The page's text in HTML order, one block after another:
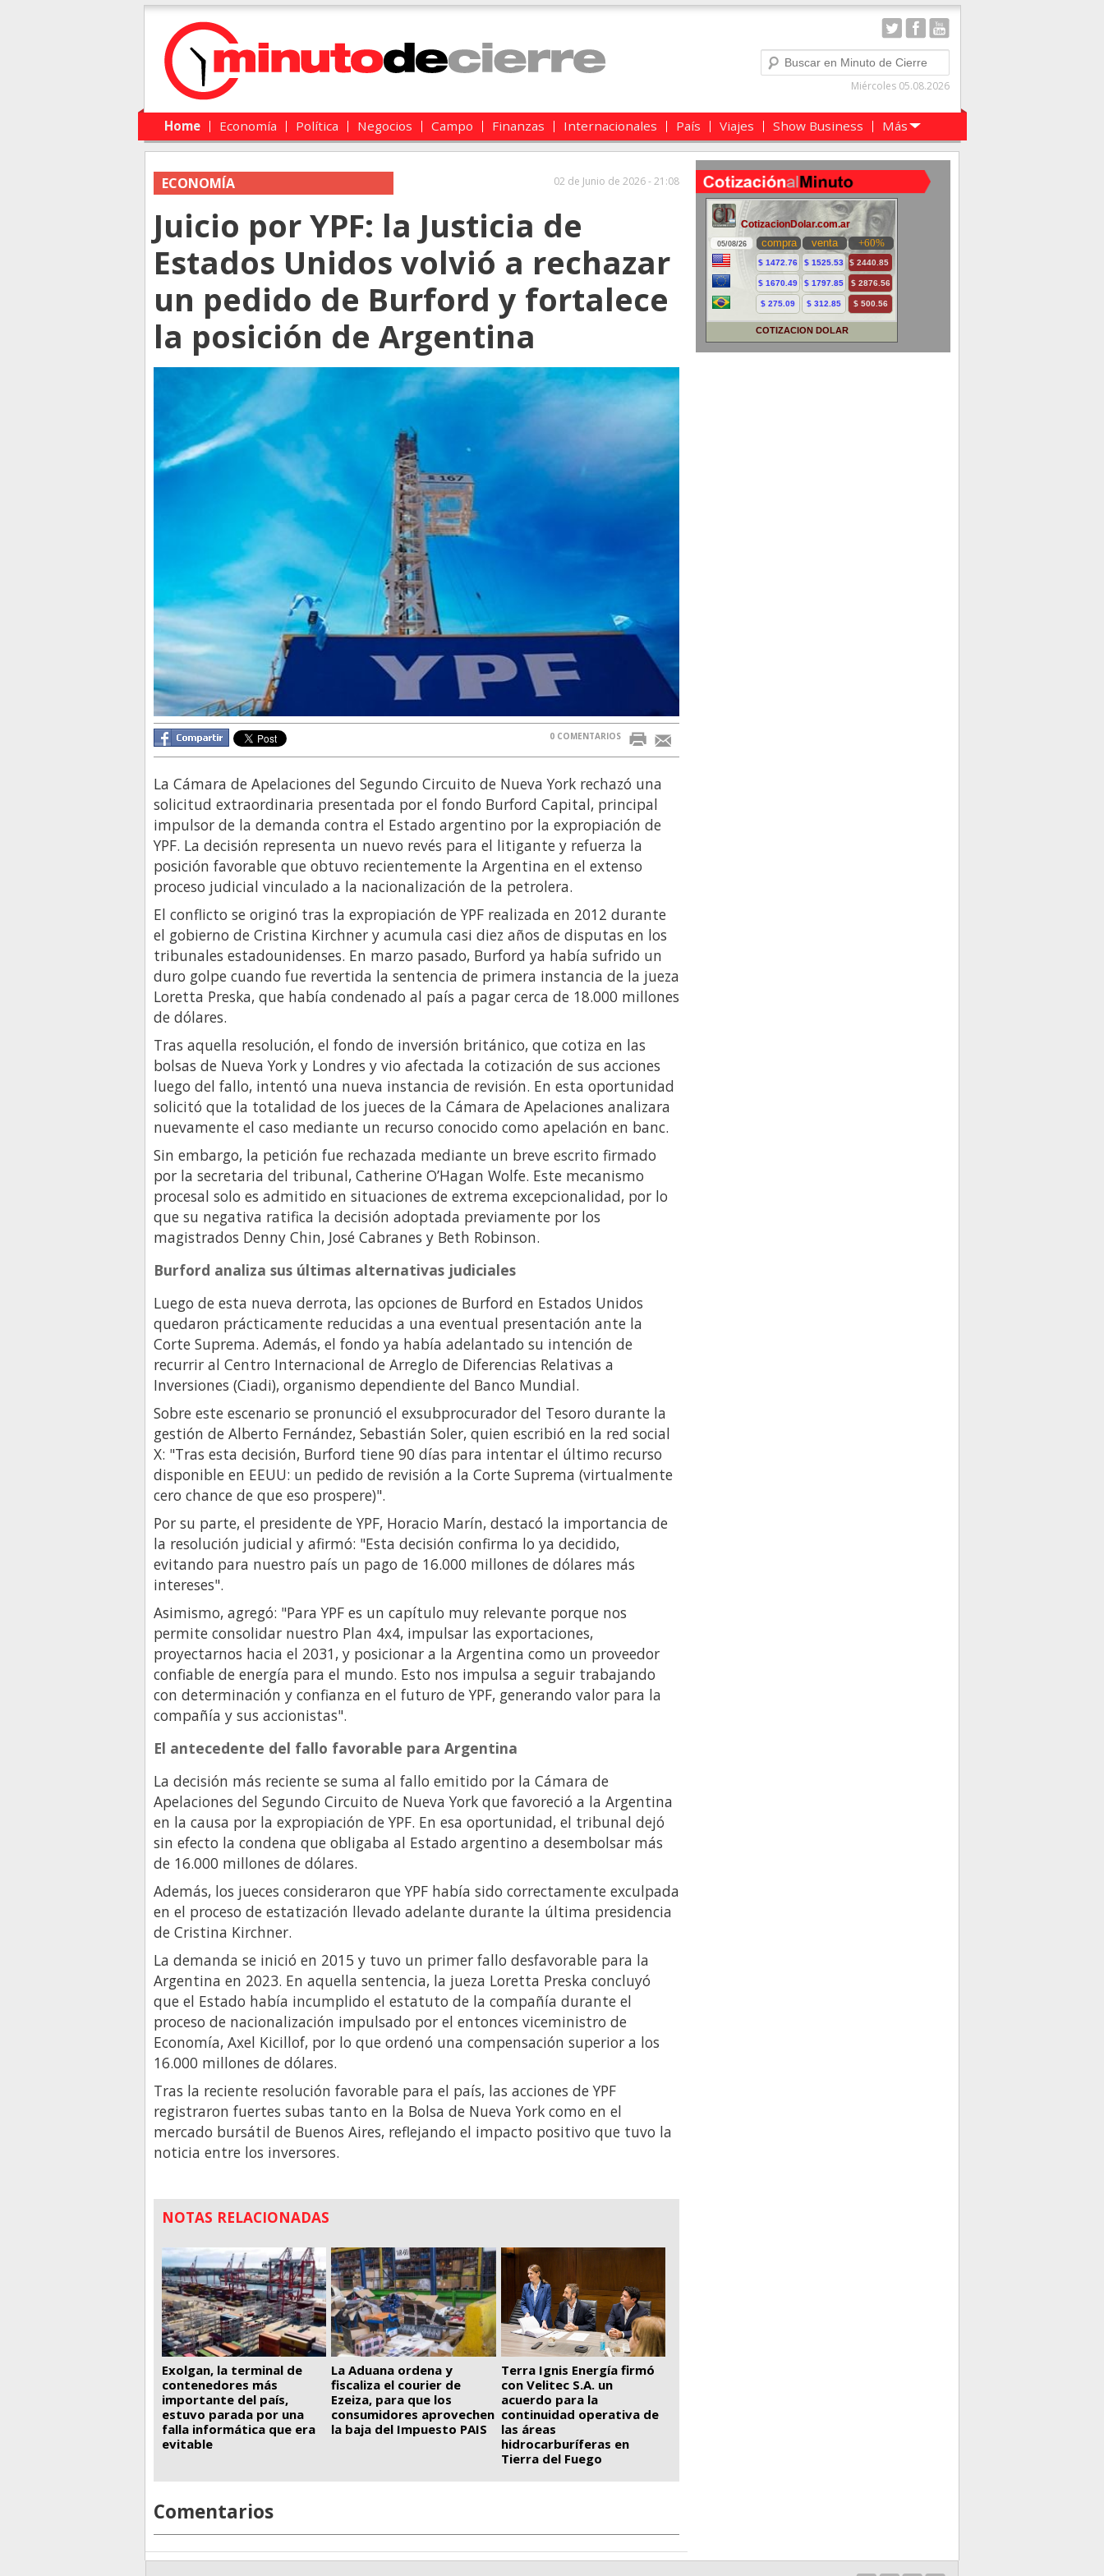
Miércoles 05.08.2026
Buscar
Main menu
Skip to primary content
Skip to secondary content
Home Economía Política Negocios Campo Finanzas Internacionales País Viajes Show Business Más
ECONOMÍA 02 de Junio de 2026 - 21:08
Juicio por YPF: la Justicia de
Estados Unidos volvió a rechazar
un pedido de Burford y fortalece
la posición de Argentina
0 COMENTARIOS
La Cámara de Apelaciones del Segundo Circuito de Nueva York rechazó una
solicitud extraordinaria presentada por el fondo Burford Capital, principal
impulsor de la demanda contra el Estado argentino por la expropiación de
YPF. La decisión representa un nuevo revés para el litigante y refuerza la
posición favorable que obtuvo recientemente la Argentina en el extenso
proceso judicial vinculado a la nacionalización de la petrolera.
El conflicto se originó tras la expropiación de YPF realizada en 2012 durante
el gobierno de Cristina Kirchner y acumula casi diez años de disputas en los
tribunales estadounidenses. En marzo pasado, Burford ya había sufrido un
duro golpe cuando fue revertida la sentencia de primera instancia de la jueza
Loretta Preska, que había condenado al país a pagar cerca de 18.000 millones
de dólares.
Tras aquella resolución, el fondo de inversión británico, que cotiza en las
bolsas de Nueva York y Londres y vio afectada la cotización de sus acciones
luego del fallo, intentó una nueva instancia de revisión. En esta oportunidad
solicitó que la totalidad de los jueces de la Cámara de Apelaciones analizara
nuevamente el caso mediante un recurso conocido como apelación en banc.
Sin embargo, la petición fue rechazada mediante un breve escrito firmado
por la secretaria del tribunal, Catherine O’Hagan Wolfe. Este mecanismo
procesal solo es admitido en situaciones de extrema excepcionalidad, por lo
que su negativa ratifica la decisión adoptada previamente por los
magistrados Denny Chin, José Cabranes y Beth Robinson.
Burford analiza sus últimas alternativas judiciales
Luego de esta nueva derrota, las opciones de Burford en Estados Unidos
quedaron prácticamente reducidas a una eventual presentación ante la
Corte Suprema. Además, el fondo ya había adelantado su intención de
recurrir al Centro Internacional de Arreglo de Diferencias Relativas a
Inversiones (Ciadi), organismo dependiente del Banco Mundial.
Sobre este escenario se pronunció el exsubprocurador del Tesoro durante la
gestión de Alberto Fernández, Sebastián Soler, quien escribió en la red social
X: "Tras esta decisión, Burford tiene 90 días para intentar el último recurso
disponible en EEUU: un pedido de revisión a la Corte Suprema (virtualmente
cero chance de que eso prospere)".
Por su parte, el presidente de YPF, Horacio Marín, destacó la importancia de
la resolución judicial y afirmó: "Esta decisión confirma lo ya decidido,
evitando para nuestro país un pago de 16.000 millones de dólares más
intereses".
Asimismo, agregó: "Para YPF es un capítulo muy relevante porque nos
permite consolidar nuestro Plan 4x4, impulsar las exportaciones,
proyectarnos hacia el 2031, y posicionar a la Argentina como un proveedor
confiable de energía para el mundo. Esto nos impulsa a seguir trabajando
con determinación y confianza en el futuro de YPF, generando valor para la
compañía y sus accionistas".
El antecedente del fallo favorable para Argentina
La decisión más reciente se suma al fallo emitido por la Cámara de
Apelaciones del Segundo Circuito de Nueva York que favoreció a la Argentina
en la causa por la expropiación de YPF. En esa oportunidad, el tribunal dejó
sin efecto la condena que obligaba al Estado argentino a desembolsar más
de 16.000 millones de dólares.
Además, los jueces consideraron que YPF había sido correctamente exculpada
en el proceso de estatización llevado adelante durante la última presidencia
de Cristina Kirchner.
La demanda se inició en 2015 y tuvo un primer fallo desfavorable para la
Argentina en 2023. En aquella sentencia, la jueza Loretta Preska concluyó
que el Estado había incumplido el estatuto de la compañía durante el
proceso de nacionalización impulsado por el entonces viceministro de
Economía, Axel Kicillof, por lo que ordenó una compensación superior a los
16.000 millones de dólares.
Tras la reciente resolución favorable para el país, las acciones de YPF
registraron fuertes subas tanto en la Bolsa de Nueva York como en el
mercado bursátil de Buenos Aires, reflejando el impacto positivo que tuvo la
noticia entre los inversores.
NOTAS RELACIONADAS
Exolgan, la terminal de
contenedores más
importante del país,
estuvo parada por una
falla informática que era
evitable
La Aduana ordena y
fiscaliza el courier de
Ezeiza, para que los
consumidores aprovechen
la baja del Impuesto PAIS
Terra Ignis Energía firmó
con Velitec S.A. un
acuerdo para la
continuidad operativa de
las áreas
hidrocarburíferas en
Tierra del Fuego
Comentarios
COTIZACION DOLAR